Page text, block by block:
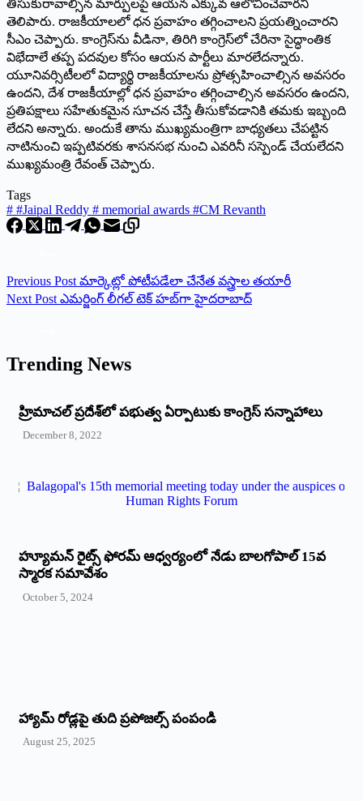
తీసుకురావాల్సిన మార్పులపై ఆయన ఎక్కువ ఆలోచించేవారని
తెలిపారు. రాజకీయాలలో ధన ప్రవాహం తగ్గించాలని ప్రయత్నించారని
సీఎం చెప్పారు. కాంగ్రెస్‌ను వీడినా, తిరిగి కాంగ్రెస్‌లో చేరినా సైద్ధాంతిక
విభేదాలే తప్ప పదవుల కోసం ఆయన పార్టీలు మారలేదన్నారు.
యూనివర్సిటీలలో విద్యార్థి రాజకీయాలను ప్రోత్సహించాల్సిన అవసరం
ఉందని, దేశ రాజకీయాల్లో ధన ప్రవాహం తగ్గించాల్సిన అవసరం ఉందని,
ప్రతిపక్షాలు సహేతుకమైన సూచన చేస్తే తీసుకోవడానికి తమకు ఇబ్బంది
లేదని అన్నారు. అందుకే తాను ముఖ్యమంత్రిగా బాధ్యతలు చేపట్టిన
నాటినుంచి ఇప్పటివరకు శాసనసభ నుంచి ఎవరినీ సస్పెండ్‌ చేయలేదని
ముఖ్యమంత్రి రేవంత్‌ చెప్పారు.
Tags
# #Jaipal Reddy # memorial awards #CM Revanth
Previous Post మార్కెట్లో పోటీపడేలా చేనేత వస్త్రాల తయారీ
Next Post ఎమర్జింగ్‌ లీగల్‌ టెక్‌ హబ్‌గా హైదరాబాద్‌
Trending News
‌హ్రిమాచల్‌ ‌ప్రదేశ్‌లో పభుత్వ ఏర్పాటుకు కాంగ్రెస్‌ ‌సన్నాహాలు
December 8, 2022
హ్యూమన్‌ రైట్స్‌ ఫోరమ్‌ ఆధ్వర్యంలో నేడు బాలగోపాల్‌ 15వ
స్మారక సమావేశం
October 5, 2024
హ్యామ్‌ రోడ్లపై తుది ప్రపోజల్స్‌ పంపండి
August 25, 2025